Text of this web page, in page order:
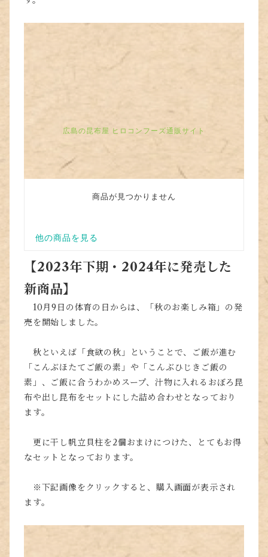
【2023年下期・2024年に発売した
新商品】
10月9日の体育の日からは、「秋のお楽しみ箱」の発
売を開始しました。
秋といえば「食欲の秋」ということで、ご飯が進む
「こんぶほたてご飯の素」や「こんぶひじきご飯の
素」、ご飯に合うわかめスープ、汁物に入れるおぼろ昆
布や出し昆布をセットにした詰め合わせとなっており
ます。
更に干し帆立貝柱を2個おまけにつけた、とてもお得
なセットとなっております。
※下記画像をクリックすると、購入画面が表示され
ます。